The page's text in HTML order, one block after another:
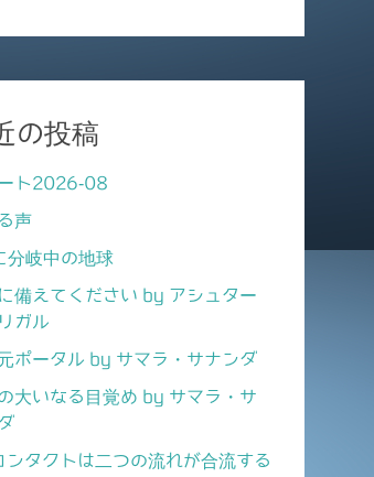
の投稿
ト2026-08
声
分岐中の地球
備えてください by アシュター
ガル
ポータル by サマラ・サナンダ
大いなる目覚め by サマラ・サ
ンタクトは二つの流れが合流する